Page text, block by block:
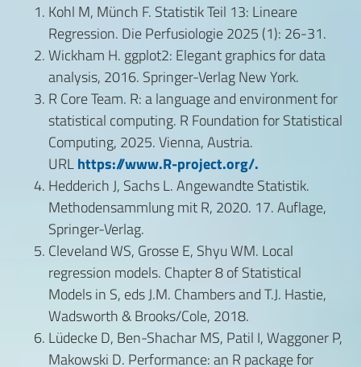
Kohl M, Münch F. Statistik Teil 13: Lineare
Regression. Die Perfusiologie 2025 (1): 26-31.
Wickham H. ggplot2: Elegant graphics for data
analysis, 2016. Springer-Verlag New York.
R Core Team. R: a language and environment for
statistical computing. R Foundation for Statistical
Computing, 2025. Vienna, Austria.
URLhttps://www.R-project.org/.
Hedderich J, Sachs L. Angewandte Statistik.
Methodensammlung mit R, 2020. 17. Auflage,
Springer-Verlag.
Cleveland WS, Grosse E, Shyu WM. Local
regression models. Chapter 8 of Statistical
Models in S, eds J.M. Chambers and T.J. Hastie,
Wadsworth & Brooks/Cole, 2018.
Lüdecke D, Ben-Shachar MS, Patil I, Waggoner P,
Makowski D. Performance: an R package for